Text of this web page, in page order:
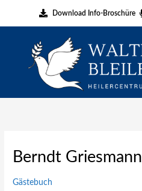
Download Info-Broschüre
Berndt Griesmann
Gästebuch